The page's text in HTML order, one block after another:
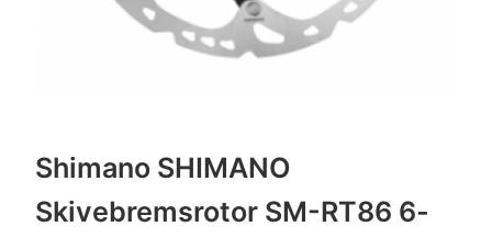
Shimano SHIMANO
Skivebremsrotor SM-RT86 6-